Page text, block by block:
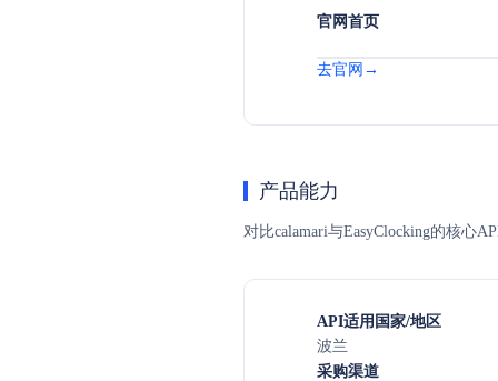
官网首页
去官网→
产品能力
对比calamari与EasyClocking的核心
API适用国家/地区
波兰
采购渠道